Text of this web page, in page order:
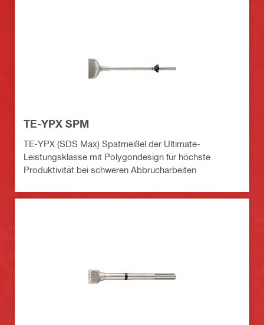
TE-YPX SPM
TE-YPX (SDS Max) Spatmeißel der Ultimate-
Leistungsklasse mit Polygondesign für höchste
Produktivität bei schweren Abbrucharbeiten